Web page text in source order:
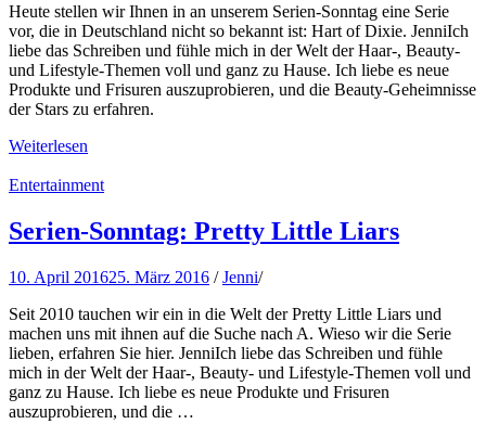
Heute stellen wir Ihnen in an unserem Serien-Sonntag eine Serie
vor, die in Deutschland nicht so bekannt ist: Hart of Dixie. JenniIch
liebe das Schreiben und fühle mich in der Welt der Haar-, Beauty-
und Lifestyle-Themen voll und ganz zu Hause. Ich liebe es neue
Produkte und Frisuren auszuprobieren, und die Beauty-Geheimnisse
der Stars zu erfahren.
Weiterlesen
Entertainment
Serien-Sonntag: Pretty Little Liars
10. April 201625. März 2016 /Jenni/
Seit 2010 tauchen wir ein in die Welt der Pretty Little Liars und
machen uns mit ihnen auf die Suche nach A. Wieso wir die Serie
lieben, erfahren Sie hier. JenniIch liebe das Schreiben und fühle
mich in der Welt der Haar-, Beauty- und Lifestyle-Themen voll und
ganz zu Hause. Ich liebe es neue Produkte und Frisuren
auszuprobieren, und die …